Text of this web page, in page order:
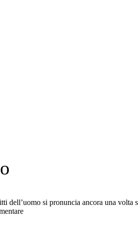
dell’uomo si pronuncia ancora una